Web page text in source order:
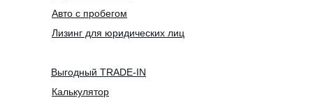
Авто с пробегом
Лизинг для юридических лиц
Калькулятор
Выгодный TRADE-IN